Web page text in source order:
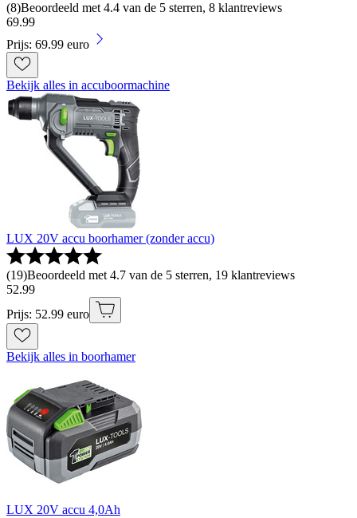
(8)Beoordeeld met 4.4 van de 5 sterren, 8 klantreviews
69.99
Prijs: 69.99 euro
Bekijk alles in accuboormachine
LUX 20V accu boorhamer (zonder accu)
(19)Beoordeeld met 4.7 van de 5 sterren, 19 klantreviews
52.99
Prijs: 52.99 euro
Bekijk alles in boorhamer
LUX 20V accu 4,0Ah